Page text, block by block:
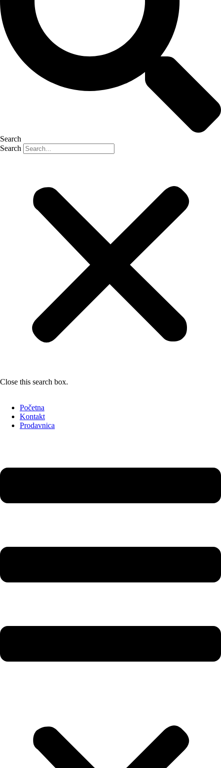
Search
Search
Close this search box.
Početna
Kontakt
Prodavnica